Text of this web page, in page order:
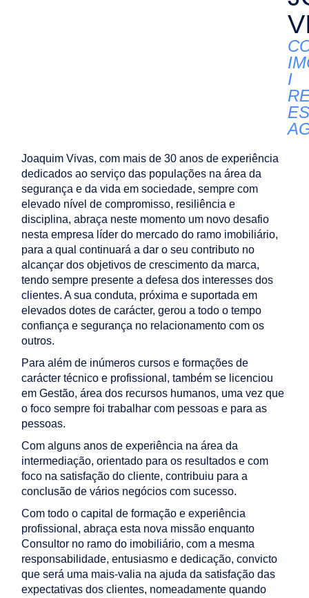
I
Joaquim Vivas, com mais de 30 anos de experiência
dedicados ao serviço das populações na área da
segurança e da vida em sociedade, sempre com
elevado nível de compromisso, resiliência e
disciplina, abraça neste momento um novo desafio
nesta empresa líder do mercado do ramo imobiliário,
para a qual continuará a dar o seu contributo no
alcançar dos objetivos de crescimento da marca,
tendo sempre presente a defesa dos interesses dos
clientes. A sua conduta, próxima e suportada em
elevados dotes de carácter, gerou a todo o tempo
confiança e segurança no relacionamento com os
outros.
Para além de inúmeros cursos e formações de
carácter técnico e profissional, também se licenciou
em Gestão, área dos recursos humanos, uma vez que
o foco sempre foi trabalhar com pessoas e para as
pessoas.
Com alguns anos de experiência na área da
intermediação, orientado para os resultados e com
foco na satisfação do cliente, contribuiu para a
conclusão de vários negócios com sucesso.
Com todo o capital de formação e experiência
profissional, abraça esta nova missão enquanto
Consultor no ramo do imobiliário, com a mesma
responsabilidade, entusiasmo e dedicação, convicto
que será uma mais-valia na ajuda da satisfação das
expectativas dos clientes, nomeadamente quando